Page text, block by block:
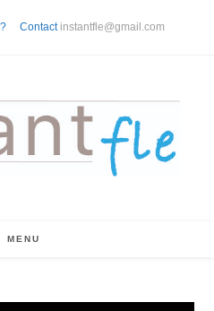
Contact instantfle@gmail.com
MENU